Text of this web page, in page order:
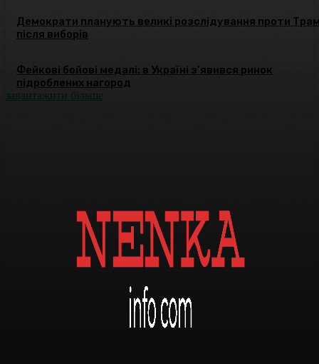
Демократи планують великі розслідування проти
після виборів
Фейкові бойові медалі: в Україні з’явився ринок
підроблених нагород
завантажити більше